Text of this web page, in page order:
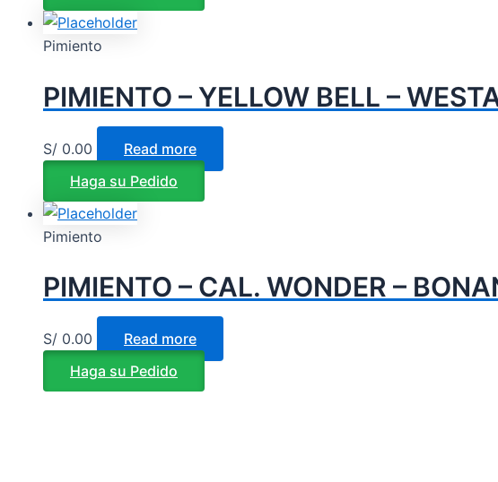
Pimiento
PIMIENTO – YELLOW BELL –
S/ 0.00
Read more
Haga su Pedido
Pimiento
PIMIENTO – CAL. WONDER –
S/ 0.00
Read more
Haga su Pedido